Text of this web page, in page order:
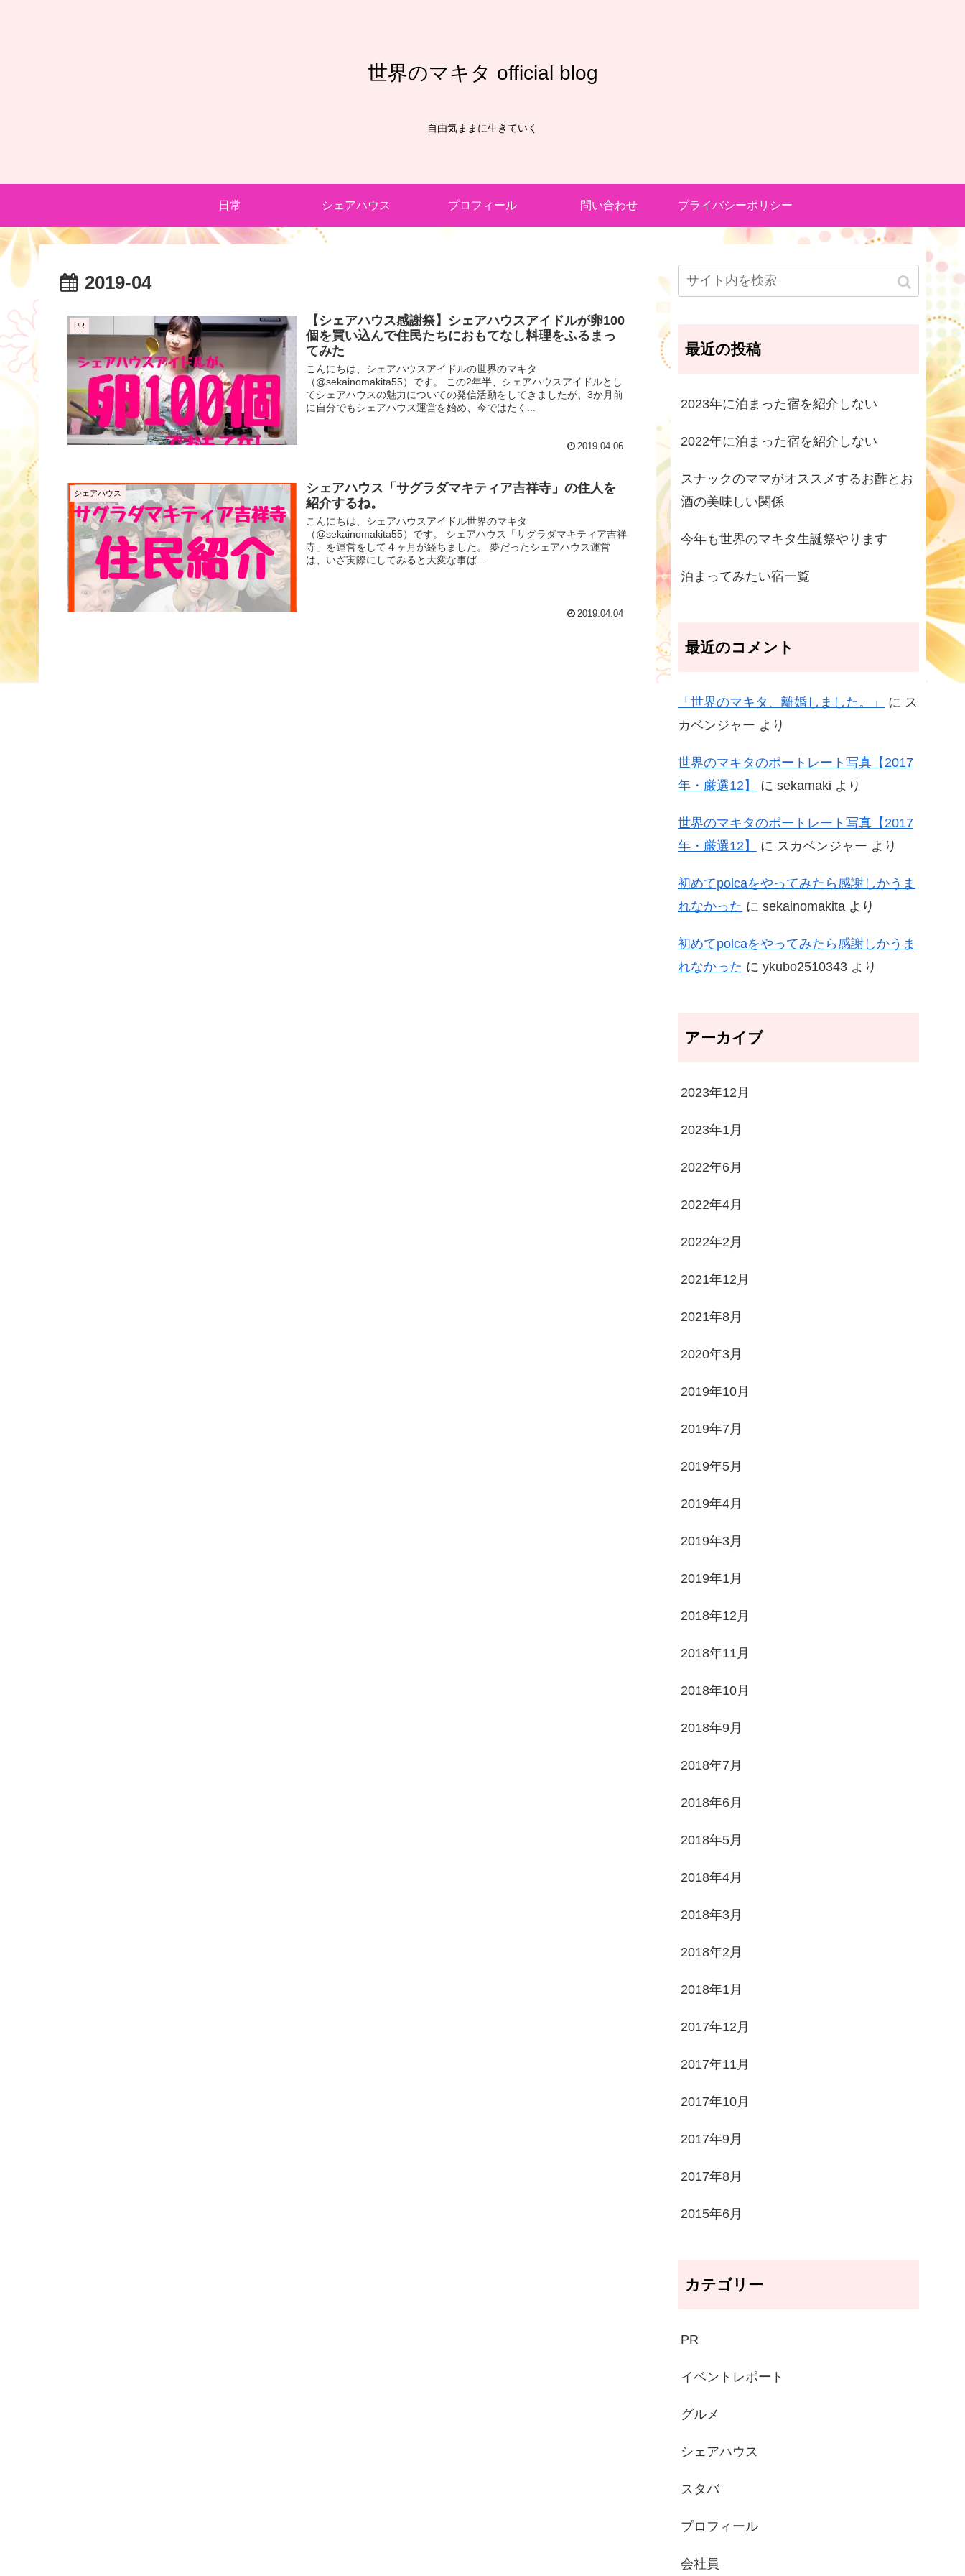
世界のマキタ official blog
自由気ままに生きていく
日常 シェアハウス プロフィール 問い合わせ プライバシーポリシー
2019-04
PR
【シェアハウス感謝祭】シェアハウスアイドルが卵100
個を買い込んで住民たちにおもてなし料理をふるまっ
てみた
こんにちは、シェアハウスアイドルの世界のマキタ
（@sekainomakita55）です。 この2年半、シェアハウスアイドルとし
てシェアハウスの魅力についての発信活動をしてきましたが、3か月前
に自分でもシェアハウス運営を始め、今ではたく...
2019.04.06
シェアハウス
シェアハウス「サグラダマキティア吉祥寺」の住人を
紹介するね。
こんにちは、シェアハウスアイドル世界のマキタ
（@sekainomakita55）です。 シェアハウス「サグラダマキティア吉祥
寺」を運営をして４ヶ月が経ちました。 夢だったシェアハウス運営
は、いざ実際にしてみると大変な事ば...
2019.04.04
最近の投稿
2023年に泊まった宿を紹介しない
2022年に泊まった宿を紹介しない
スナックのママがオススメするお酢とお
酒の美味しい関係
今年も世界のマキタ生誕祭やります
泊まってみたい宿一覧
最近のコメント
「世界のマキタ、離婚しました。」 に ス
カベンジャー より
世界のマキタのポートレート写真【2017
年・厳選12】
に sekamaki より
世界のマキタのポートレート写真【2017
年・厳選12】
に スカベンジャー より
初めてpolcaをやってみたら感謝しかうま
れなかった に sekainomakita より
初めてpolcaをやってみたら感謝しかうま
れなかった に ykubo2510343 より
アーカイブ
2023年12月
2023年1月
2022年6月
2022年4月
2022年2月
2021年12月
2021年8月
2020年3月
2019年10月
2019年7月
2019年5月
2019年4月
2019年3月
2019年1月
2018年12月
2018年11月
2018年10月
2018年9月
2018年7月
2018年6月
2018年5月
2018年4月
2018年3月
2018年2月
2018年1月
2017年12月
2017年11月
2017年10月
2017年9月
2017年8月
2015年6月
カテゴリー
PR
イベントレポート
グルメ
シェアハウス
スタバ
プロフィール
会社員